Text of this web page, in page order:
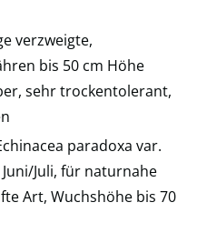
verzweigte,
bis 50 cm Höhe
sehr trockentolerant,
paradoxa var.
Juli, für naturnahe
Art, Wuchshöhe bis 70